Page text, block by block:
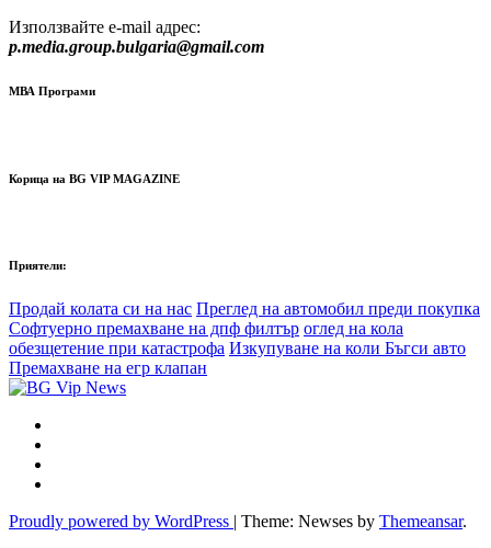
Използвайте e-mail адрес:
p.media.group.bulgaria@gmail.com
МВА Програми
Корица на BG VIP MAGAZINE
Приятели:
Продай колата си на нас Преглед на автомобил преди покупка
Софтуерно премахване на дпф филтър оглед на кола
обезщетение при катастрофа Изкупуване на коли Бъгси авто
Премахване на егр клапан
Proudly powered by WordPress Theme: Newses by Themeansar.